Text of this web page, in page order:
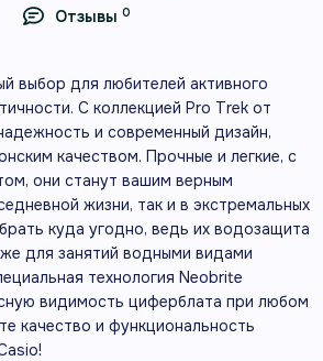
Отзывы 0
выбор для любителей активного
С коллекцией Pro Trek от
и современный дизайн,
качеством. Прочные и легкие, с
они станут вашим верным
жизни, так и в экстремальных
куда угодно, ведь их водозащита
для занятий водными видами
технология Neobrite
видимость циферблата при любом
качество и функциональность